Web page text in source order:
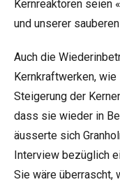
Kernreaktoren seien
und unserer
Auch die
Kernkraftwerken,
Steigerung der
dass sie wieder in
äusserte sich
Interview bezüglich
Sie wäre überrascht,